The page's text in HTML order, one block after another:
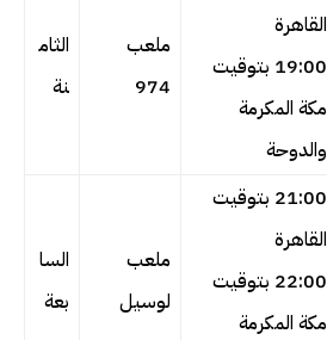
القاهرة
19:00 بتوقيت
مكة المكرمة
والدوحة
ملعب
974
الثام
نة
21:00 بتوقيت
القاهرة
22:00 بتوقيت
مكة المكرمة
ملعب
لوسيل
السا
بعة